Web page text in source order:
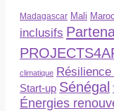
Madagascar Mali Maroc
inclusifs
climatique
Start-up Sénégal
Énergies